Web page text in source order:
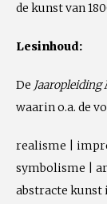
de kunst van
Lesinhoud:
De
waarin o.a. de
realisme |
symbolisme |
abstracte kunst